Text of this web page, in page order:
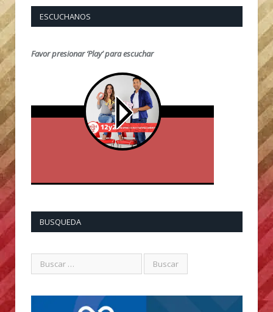
ESCUCHANOS
Favor presionar ‘Play’ para escuchar
BUSQUEDA